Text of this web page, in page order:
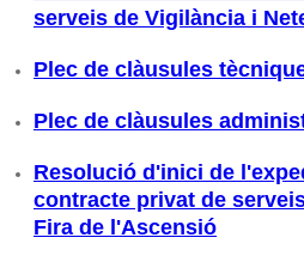
serveis de Vigilància i
Plec de clàusules
Plec de clàusules
Resolució d'inici de
contracte privat de
Fira de l'Ascensió